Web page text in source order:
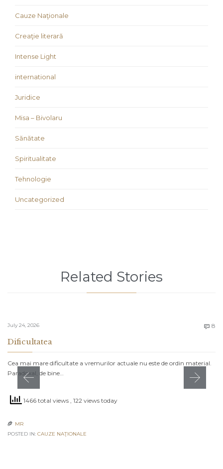
Cauze Naţionale
Creaţie literară
Intense Light
international
Juridice
Misa – Bivolaru
Sănătate
Spiritualitate
Tehnologie
Uncategorized
Related Stories
July 24, 2026  8
Dificultatea
Cea mai mare dificultate a vremurilor actuale nu este de ordin material.
Paradoxal, de bine…
1466 total views , 122 views today
 MR
POSTED IN: CAUZE NAŢIONALE